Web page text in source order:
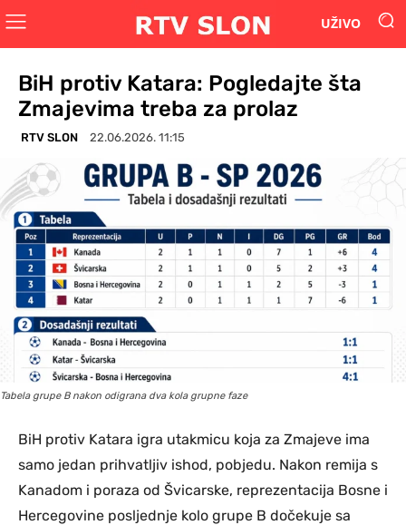
UŽIVO
BiH protiv Katara: Pogledajte šta
Zmajevima treba za prolaz
RTV SLON 22.06.2026. 11:15
Tabela grupe B nakon odigrana dva kola grupne faze
BiH protiv Katara igra utakmicu koja za Zmajeve ima
samo jedan prihvatljiv ishod, pobjedu. Nakon remija s
Kanadom i poraza od Švicarske, reprezentacija Bosne i
Hercegovine posljednje kolo grupe B dočekuje sa